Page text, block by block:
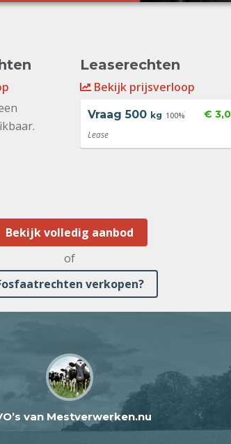
Leaserechten
Bekijk prijsverloop
Vraag 500 kg 100% €
Lease
Bekijk volledig aanbod
of
verkopen?
van Mestverwerken.nu